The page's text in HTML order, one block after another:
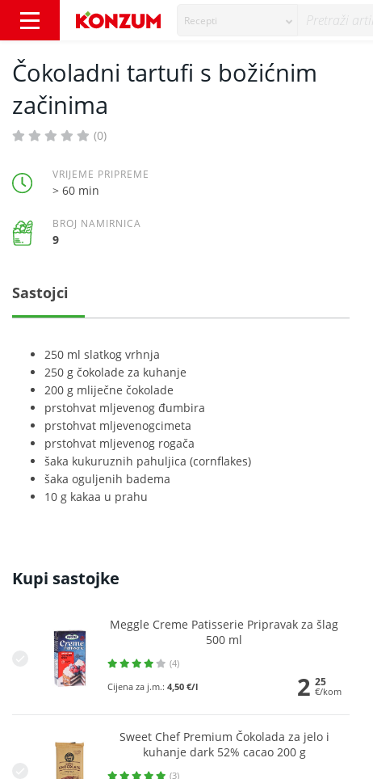
Recepti
Čokoladni tartufi s božićnim
začinima
(0)
VRIJEME PRIPREME
> 60 min
BROJ NAMIRNICA
9
Sastojci
250 ml slatkog vrhnja
250 g čokolade za kuhanje
200 g mliječne čokolade
prstohvat mljevenog đumbira
prstohvat mljevenogcimeta
prstohvat mljevenog rogača
šaka kukuruznih pahuljica (cornflakes)
šaka oguljenih badema
10 g kakaa u prahu
Kupi sastojke
Meggle Creme Patisserie Pripravak za šlag
500 ml
(4)
Cijena za j.m.: 4,50 €/l 2 25
€/kom
Sweet Chef Premium Čokolada za jelo i
kuhanje dark 52% cacao 200 g
(3)